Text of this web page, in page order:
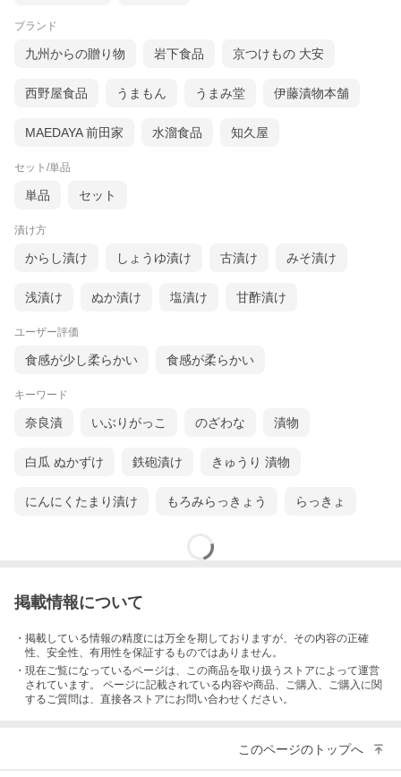
ブランド
九州からの贈り物 岩下食品 京つけもの 大安
西野屋食品 うまもん うまみ堂 伊藤漬物本舗
MAEDAYA 前田家 水溜食品 知久屋
セット/単品
単品 セット
漬け方
からし漬け しょうゆ漬け 古漬け みそ漬け
浅漬け ぬか漬け 塩漬け 甘酢漬け
ユーザー評価
食感が少し柔らかい 食感が柔らかい
キーワード
奈良漬 いぶりがっこ のざわな 漬物
白瓜 ぬかずけ 鉄砲漬け きゅうり 漬物
にんにくたまり漬け もろみらっきょう らっきょ
掲載情報について
・掲載している情報の精度には万全を期しておりますが、その内容の正確
性、安全性、有用性を保証するものではありません。
・現在ご覧になっているページは、この商品を取り扱うストアによって運営
されています。 ページに記載されている内容や商品、ご購入 、ご購入に関
するご質問は、直接各ストアにお問い合わせください。
このページのトップへ